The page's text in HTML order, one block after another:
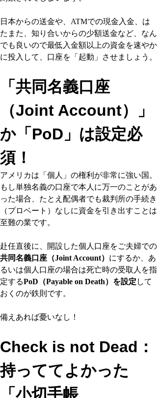
日本からの送金や、ATMでの現金入金、は
たまた、知り合いからの少額送金など、なん
でも良いので最低入金額以上の資金を速やか
に投入して、口座を「起動」させましょう。
「共同名義口座
（Joint Account）」
か「PoD」は設定必
須！
アメリカは「個人」の権利が非常に強い国。
もし単独名義の口座で本人に万一のことがあ
った場合、たとえ配偶者でも裁判所の手続き
（プロベート）なしに資金を引き出すことは
至難の業です。
赴任直後に、開設した個人口座をご夫婦での
共同名義口座（Joint Account） にするか、あ
るいは個人口座の場合は死亡時の受取人を指
定するPoD（Payable on Death）を設定 して
おくのが鉄則です。
備えあれば憂いなし！
Check is not Dead：
持っててよかった
「小切手帳